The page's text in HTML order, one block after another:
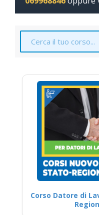
Corso Datore di